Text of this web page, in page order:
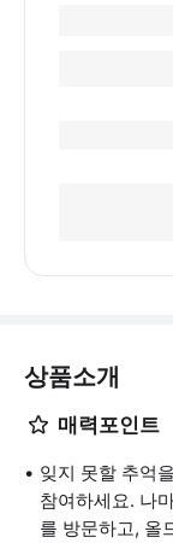
상품소개
매력포인트
잊지 못할 추억
참여하세요. 나
를 방문하고, 올